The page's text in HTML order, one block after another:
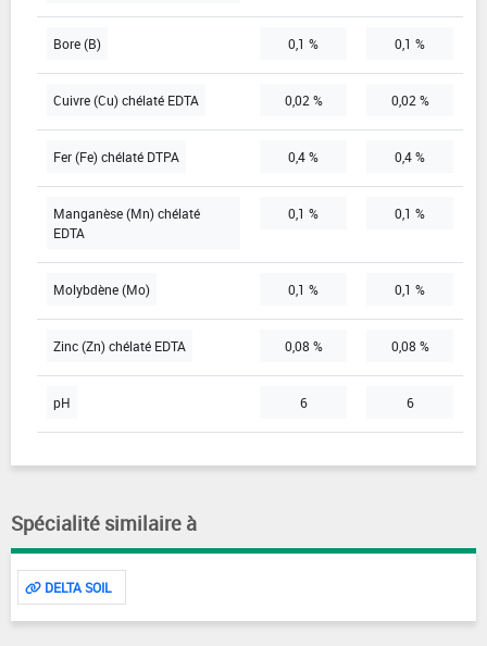
Bore (B) 0,1 % 0,1 %
Cuivre (Cu) chélaté EDTA 0,02 % 0,02 %
Fer (Fe) chélaté DTPA 0,4 % 0,4 %
Manganèse (Mn) chélaté
EDTA
0,1 % 0,1 %
Molybdène (Mo) 0,1 % 0,1 %
Zinc (Zn) chélaté EDTA 0,08 % 0,08 %
pH 6 6
Spécialité similaire à
DELTA SOIL